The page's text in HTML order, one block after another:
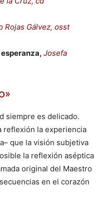
Rojas Gálvez, osst
Josefa
siempre es delicado.
reflexión la experiencia
que la visión subjetiva
la reflexión aséptica
original del Maestro
en el corazón